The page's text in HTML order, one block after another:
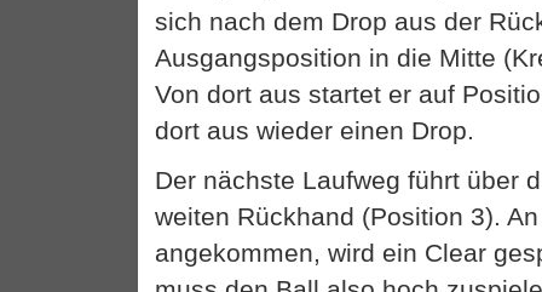
sich nach dem Drop aus der
Ausgangsposition in die Mitte
Von dort aus startet er auf
dort aus wieder einen Drop.
Der nächste Laufweg führt über
weiten Rückhand (Position 3).
angekommen, wird ein Clear